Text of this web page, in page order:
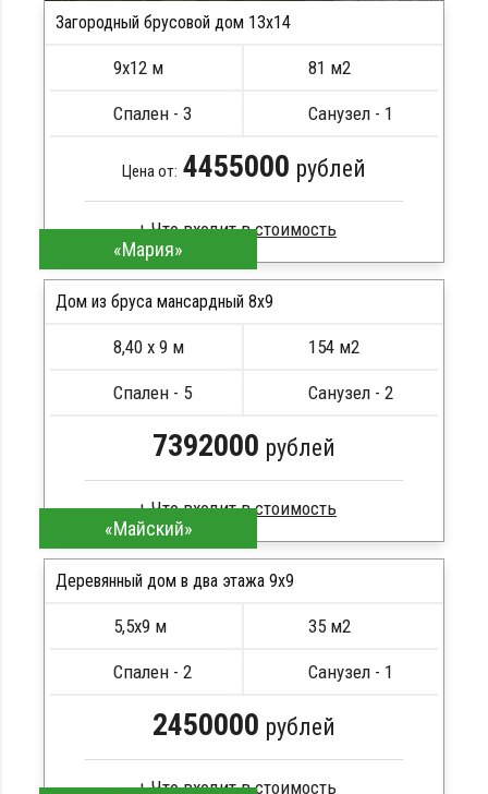
Загородный брусовой дом 13х14
9х12 м 81 м2
Спален - 3 Санузел - 1
Цена от: 4455000 рублей
Брус камерной сушки
Стропила, балки 50х200 мм
Метизы, саморезы, гвозди
ПОДРОБНЕЕ
«Мария»
Дом из бруса мансардный 8x9
8,40 х 9 м 154 м2
Спален - 5 Санузел - 2
7392000 рублей
Брус естественной влажности
Стропила, балки 50х200 мм
Метизы, саморезы, гвозди
ПОДРОБНЕЕ
«Майский»
Деревянный дом в два этажа 9x9
5,5х9 м 35 м2
Спален - 2 Санузел - 1
2450000 рублей